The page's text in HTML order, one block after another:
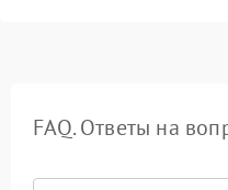
FAQ. Ответы на